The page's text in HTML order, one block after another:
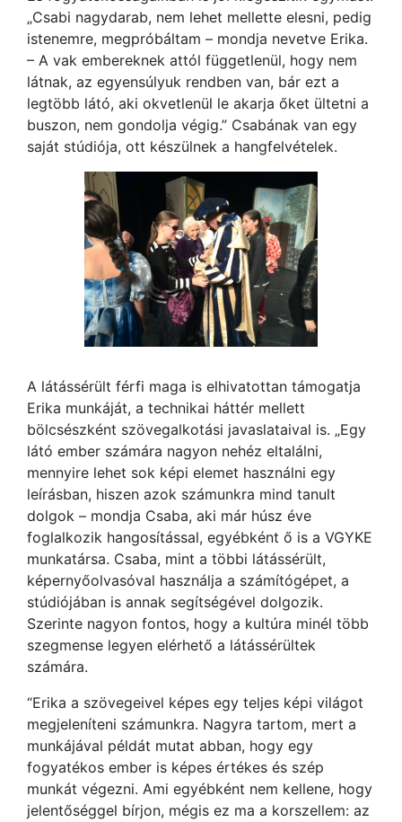
„Csabi nagydarab, nem lehet mellette elesni, pedig
istenemre, megpróbáltam – mondja nevetve Erika.
– A vak embereknek attól függetlenül, hogy nem
látnak, az egyensúlyuk rendben van, bár ezt a
legtöbb látó, aki okvetlenül le akarja őket ültetni a
buszon, nem gondolja végig.” Csabának van egy
saját stúdiója, ott készülnek a hangfelvételek.
A látássérült férfi maga is elhivatottan támogatja
Erika munkáját, a technikai háttér mellett
bölcsészként szövegalkotási javaslataival is. „Egy
látó ember számára nagyon nehéz eltalálni,
mennyire lehet sok képi elemet használni egy
leírásban, hiszen azok számunkra mind tanult
dolgok – mondja Csaba, aki már húsz éve
foglalkozik hangosítással, egyébként ő is a VGYKE
munkatársa. Csaba, mint a többi látássérült,
képernyőolvasóval használja a számítógépet, a
stúdiójában is annak segítségével dolgozik.
Szerinte nagyon fontos, hogy a kultúra minél több
szegmense legyen elérhető a látássérültek
számára.
“Erika a szövegeivel képes egy teljes képi világot
megjeleníteni számunkra. Nagyra tartom, mert a
munkájával példát mutat abban, hogy egy
fogyatékos ember is képes értékes és szép
munkát végezni. Ami egyébként nem kellene, hogy
jelentőséggel bírjon, mégis ez ma a korszellem: az